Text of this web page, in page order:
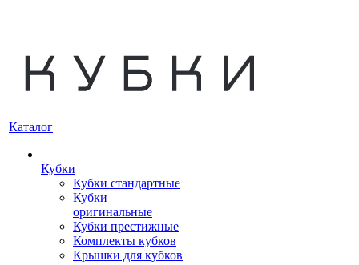
Каталог
Кубки
Кубки стандартные
Кубки
оригинальные
Кубки престижные
Комплекты кубков
Крышки для кубков